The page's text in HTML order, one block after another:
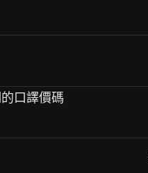
口譯價碼